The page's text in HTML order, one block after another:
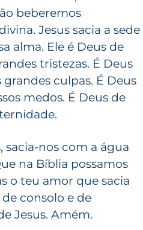
beberemos
Jesus sacia a sede
alma. Ele é Deus de
tristezas. É Deus
culpas. É Deus
medos. É Deus de
sacia-nos com a água
na Bíblia possamos
o teu amor que sacia
consolo e de
Jesus. Amém.